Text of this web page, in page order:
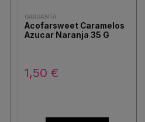
GARGANTA
Acofarsweet Caramelos
Azucar Naranja 35 G
1,50 €